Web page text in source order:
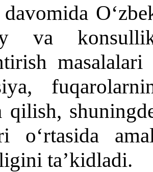
va
qilish,
oʻrtasida
taʼkidladi.